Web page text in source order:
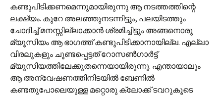
കണ്ടുപിടിക്കണമെന്നുമായിരുന്നു ആ നടത്തത്തിന്റെ
ലക്ഷ്യം. കുറേ അലഞ്ഞുനടന്നിട്ടും, പലയിടത്തും
ചോദിച്ച് മനസ്സില്ലാക്കാന്‍ ശ്രമിച്ചിട്ടും അങ്ങനൊരു
മ്യൂസിയം ആ ഭാഗത്ത് കണ്ടുപിടിക്കാനായില്ല. എല്ലാ
വിരലുകളും ചൂണ്ടപ്പെട്ടത് റോസണ്‍ഗാര്‍ട്ട്
മ്യൂസിയത്തിലേക്കുതന്നെയായിരുന്നു. എന്തായാലും
ആ അന്വേഷണത്തിനിടയില്‍ ബേണില്‍
കണ്ടതുപോലെയുള്ള മറ്റൊരു ക്ലോക്ക് ടവറുകൂടെ